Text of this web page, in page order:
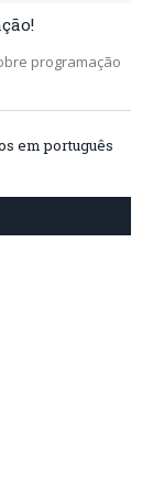
programação
em português